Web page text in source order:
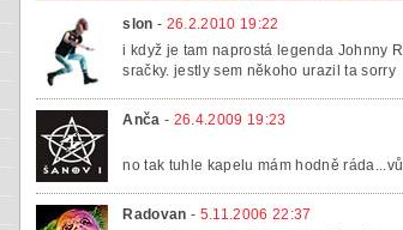
slon - 26.2.2010 19:22
i když je tam naprostá legenda Johnny
sračky. jestly sem někoho urazil ta sorry
Anča - 26.4.2009 19:23
no tak tuhle kapelu mám hodně
Radovan - 5.11.2006 22:37